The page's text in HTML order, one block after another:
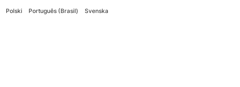
Polski Português (Brasil) Svenska